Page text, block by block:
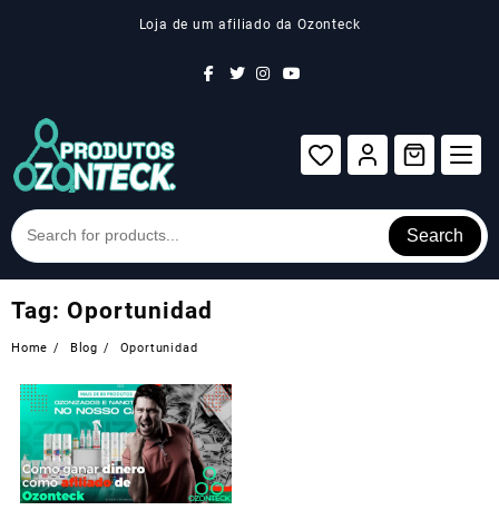
Loja de um afiliado da Ozonteck
Search
Tag: Oportunidad
Home Blog Oportunidad